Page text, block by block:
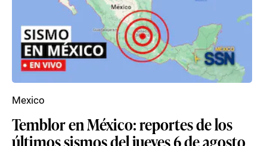
Temblor en México: reportes de los
últimos sismos del jueves 6 de agosto
Mexico